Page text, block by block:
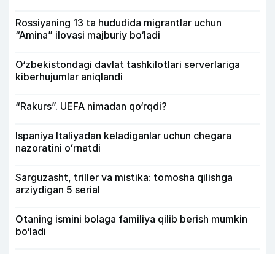
Rossiyaning 13 ta hududida migrantlar uchun
“Amina” ilovasi majburiy bo‘ladi
O‘zbekistondagi davlat tashkilotlari serverlariga
kiberhujumlar aniqlandi
“Rakurs”. UEFA nimadan qo‘rqdi?
Ispaniya Italiyadan keladiganlar uchun chegara
nazoratini oʻrnatdi
Sarguzasht, triller va mistika: tomosha qilishga
arziydigan 5 serial
Otaning ismini bolaga familiya qilib berish mumkin
bo‘ladi